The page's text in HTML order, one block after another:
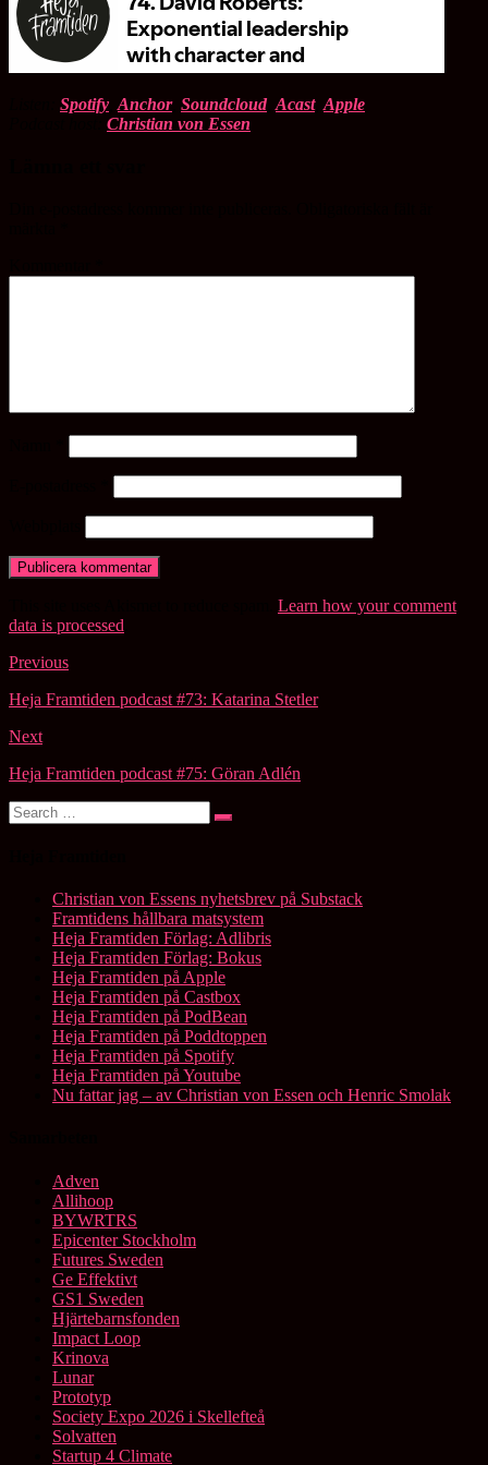
Spotify Anchor, Soundcloud, Acast, Apple
Christian von Essen
Learn how your comment
data is processed
Post
navigation
Previous
Heja Framtiden podcast #73: Katarina Stetler
Next
Heja Framtiden podcast #75: Göran Adlén
Search
for:
Search
Christian von Essens nyhetsbrev på Substack
Framtidens hållbara matsystem
Heja Framtiden Förlag: Adlibris
Heja Framtiden Förlag: Bokus
Heja Framtiden på Apple
Heja Framtiden på Castbox
Heja Framtiden på PodBean
Heja Framtiden på Poddtoppen
Heja Framtiden på Spotify
Heja Framtiden på Youtube
Nu fattar jag – av Christian von Essen och Henric Smolak
Adven
Allihoop
BYWRTRS
Epicenter Stockholm
Futures Sweden
Ge Effektivt
GS1 Sweden
Hjärtebarnsfonden
Impact Loop
Krinova
Lunar
Prototyp
Society Expo 2026 i Skellefteå
Solvatten
Startup 4 Climate